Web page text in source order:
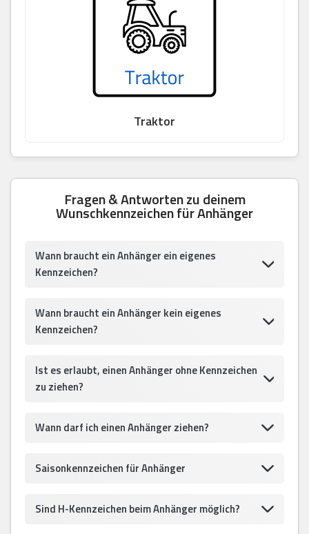
Traktor
Fragen & Antworten zu deinem
Wunschkennzeichen für Anhänger
Wann braucht ein Anhänger ein eigenes
Kennzeichen?
Wann braucht ein Anhänger kein eigenes
Kennzeichen?
Ist es erlaubt, einen Anhänger ohne Kennzeichen
zu ziehen?
Wann darf ich einen Anhänger ziehen?
Saisonkennzeichen für Anhänger
Sind H-Kennzeichen beim Anhänger möglich?